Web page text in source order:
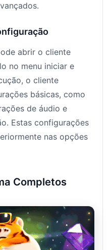
abrir o cliente
no menu iniciar e
o cliente
básicas, como
de áudio e
Estas configurações
nas opções
Completos